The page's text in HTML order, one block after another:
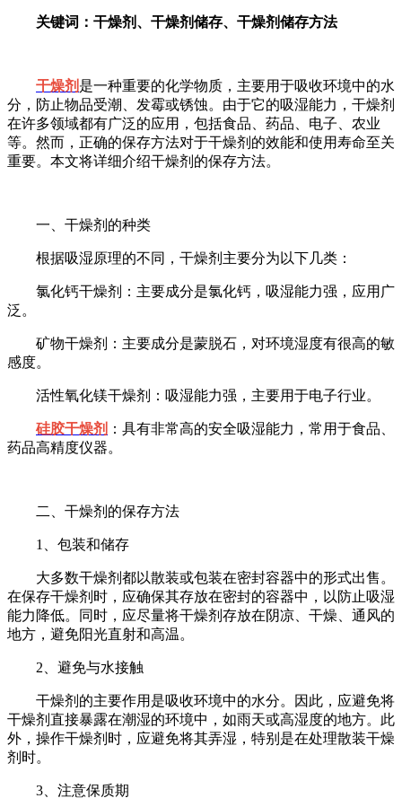
关键词：干燥剂、干燥剂储存、干燥剂储存方法
干燥剂 是一种重要的化学物质，主要用于吸收环境中的水
分，防止物品受潮、发霉或锈蚀。由于它的吸湿能力，干燥剂
在许多领域都有广泛的应用，包括食品、药品、电子、农业
等。然而，正确的保存方法对于干燥剂的效能和使用寿命至关
重要。本文将详细介绍干燥剂的保存方法。
一、干燥剂的种类
根据吸湿原理的不同，干燥剂主要分为以下几类：
氯化钙干燥剂：主要成分是氯化钙，吸湿能力强，应用广
泛。
矿物干燥剂：主要成分是蒙脱石，对环境湿度有很高的敏
感度。
活性氧化镁干燥剂：吸湿能力强，主要用于电子行业。
硅胶干燥剂 ：具有非常高的安全吸湿能力，常用于食品、
药品高精度仪器。
二、干燥剂的保存方法
1、包装和储存
大多数干燥剂都以散装或包装在密封容器中的形式出售。
在保存干燥剂时，应确保其存放在密封的容器中，以防止吸湿
能力降低。同时，应尽量将干燥剂存放在阴凉、干燥、通风的
地方，避免阳光直射和高温。
2、避免与水接触
干燥剂的主要作用是吸收环境中的水分。因此，应避免将
干燥剂直接暴露在潮湿的环境中，如雨天或高湿度的地方。此
外，操作干燥剂时，应避免将其弄湿，特别是在处理散装干燥
剂时。
3、注意保质期